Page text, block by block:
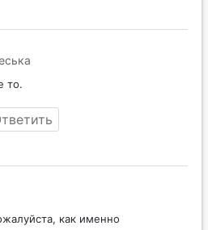
то.
как именно